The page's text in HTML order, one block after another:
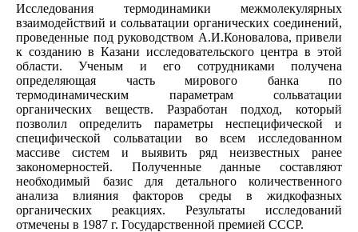
Исследования термодинамики межмолекулярных
взаимодействий и сольватации органических соединений,
проведенные под руководством А.И.Коновалова, привели
к созданию в Казани исследовательского центра в этой
области. Ученым и его сотрудниками получена
определяющая часть мирового банка по
термодинамическим параметрам сольватации
органических веществ. Разработан подход, который
позволил определить параметры неспецифической и
специфической сольватации во всем исследованном
массиве систем и выявить ряд неизвестных ранее
закономерностей. Полученные данные составляют
необходимый базис для детального количественного
анализа влияния факторов среды в жидкофазных
органических реакциях. Результаты исследований
отмечены в 1987 г. Государственной премией СССР.